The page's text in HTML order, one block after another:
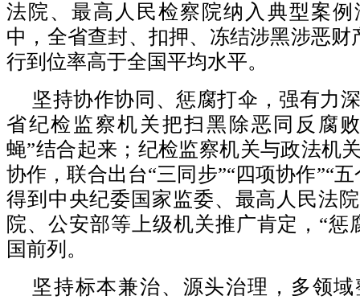
法院、最高人民检察院纳入典型案
中，全省查封、扣押、冻结涉黑涉恶财
行到位率高于全国平均水平。
坚持协作协同、惩腐打伞，强有力
省纪检监察机关把扫黑除恶同反腐
蝇”结合起来；纪检监察机关与政法机
协作，联合出台“三同步”“四项协作”“
得到中央纪委国家监委、最高人民法
院、公安部等上级机关推广肯定，“惩
国前列。
坚持标本兼治、源头治理，多领